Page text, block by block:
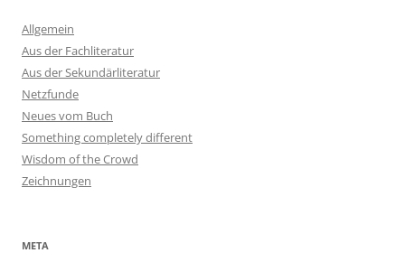
Allgemein
Aus der Fachliteratur
Aus der Sekundärliteratur
Netzfunde
Neues vom Buch
Something completely different
Wisdom of the Crowd
Zeichnungen
META